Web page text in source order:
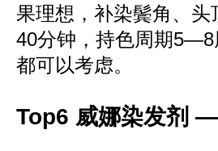
果理想，补染鬓角、
40分钟，持色周期5—8
都可以考虑。
Top6 威娜染发剂